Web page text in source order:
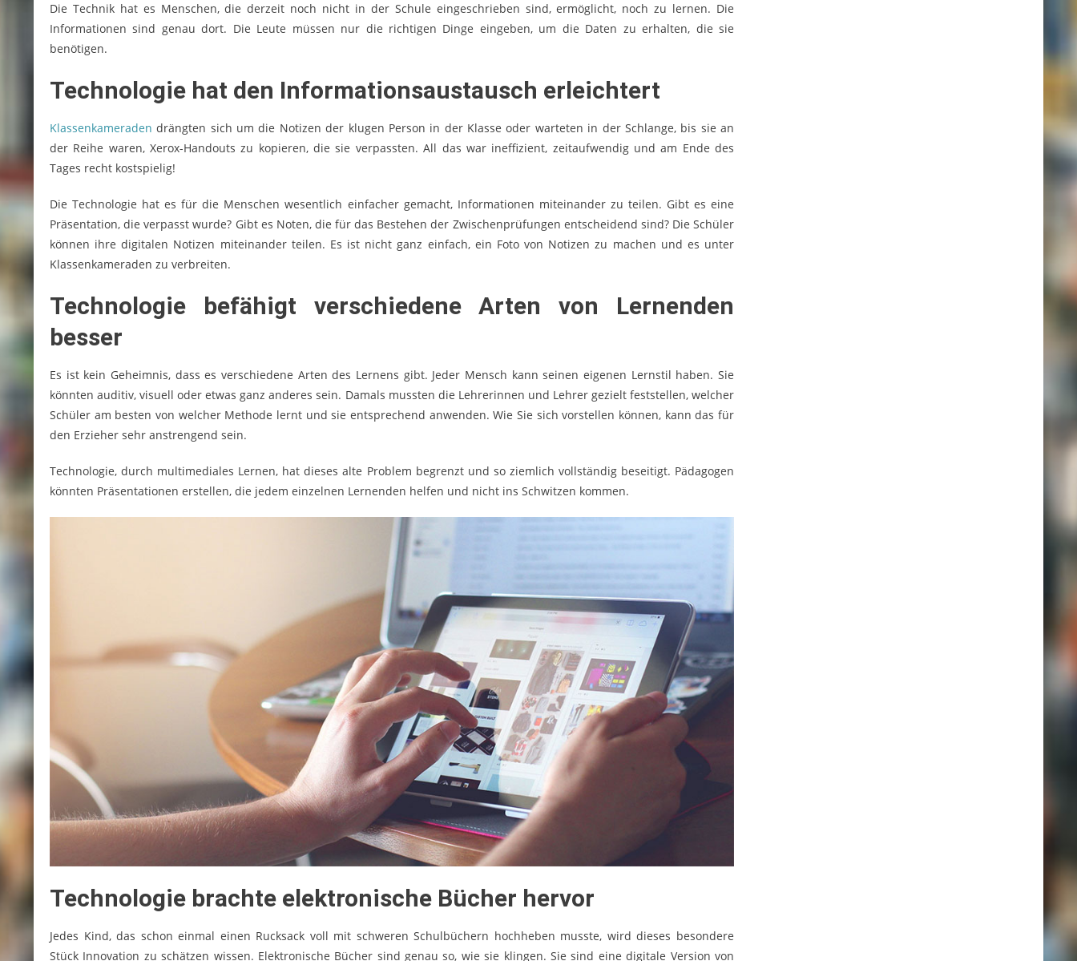
Die Technik hat es Menschen, die derzeit noch nicht in der Schule eingeschrieben sind, ermöglicht, noch zu lernen. Die
Informationen sind genau dort. Die Leute müssen nur die richtigen Dinge eingeben, um die Daten zu erhalten, die sie
benötigen.
Technologie hat den Informationsaustausch erleichtert
Klassenkameraden drängten sich um die Notizen der klugen Person in der Klasse oder warteten in der Schlange, bis sie an
der Reihe waren, Xerox-Handouts zu kopieren, die sie verpassten. All das war ineffizient, zeitaufwendig und am Ende des
Tages recht kostspielig!
Die Technologie hat es für die Menschen wesentlich einfacher gemacht, Informationen miteinander zu teilen. Gibt es eine
Präsentation, die verpasst wurde? Gibt es Noten, die für das Bestehen der Zwischenprüfungen entscheidend sind? Die Schüler
können ihre digitalen Notizen miteinander teilen. Es ist nicht ganz einfach, ein Foto von Notizen zu machen und es unter
Klassenkameraden zu verbreiten.
Technologie befähigt verschiedene Arten von Lernenden
besser
Es ist kein Geheimnis, dass es verschiedene Arten des Lernens gibt. Jeder Mensch kann seinen eigenen Lernstil haben. Sie
könnten auditiv, visuell oder etwas ganz anderes sein. Damals mussten die Lehrerinnen und Lehrer gezielt feststellen, welcher
Schüler am besten von welcher Methode lernt und sie entsprechend anwenden. Wie Sie sich vorstellen können, kann das für
den Erzieher sehr anstrengend sein.
Technologie, durch multimediales Lernen, hat dieses alte Problem begrenzt und so ziemlich vollständig beseitigt. Pädagogen
könnten Präsentationen erstellen, die jedem einzelnen Lernenden helfen und nicht ins Schwitzen kommen.
Technologie brachte elektronische Bücher hervor
Jedes Kind, das schon einmal einen Rucksack voll mit schweren Schulbüchern hochheben musste, wird dieses besondere
Stück Innovation zu schätzen wissen. Elektronische Bücher sind genau so, wie sie klingen. Sie sind eine digitale Version von